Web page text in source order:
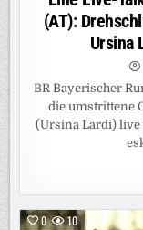
(AT):
Ursina
BR Bayerischer
die umstrittene
(Ursina Lardi) live
0 10